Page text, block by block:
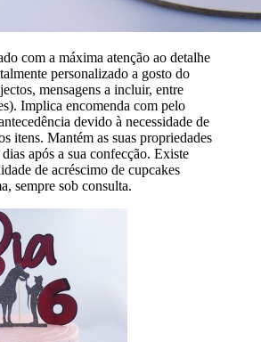
com a máxima atenção ao detalhe
personalizado a gosto do
mensagens a incluir, entre
Implica encomenda com pelo
devido à necessidade de
itens. Mantém as suas propriedades
após a sua confecção. Existe
de acréscimo de cupcakes
sempre sob consulta.